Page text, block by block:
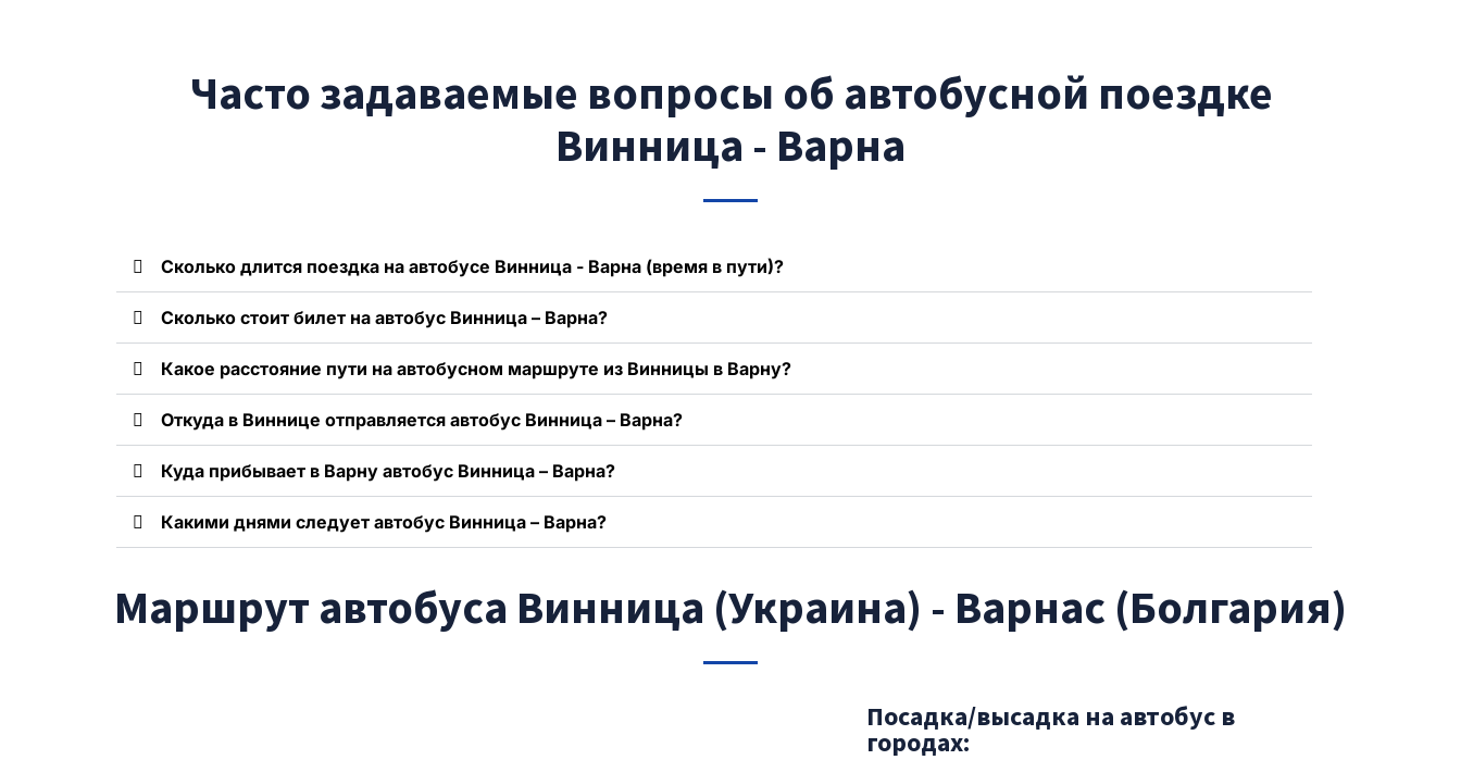
Часто задаваемые вопросы об автобусной поездке
Винница - Варна
Сколько длится поездка на автобусе Винница - Варна (время в пути)?
Сколько стоит билет на автобус Винница – Варна?
Какое расстояние пути на автобусном маршруте из Винницы в Варну?
Откуда в Виннице отправляется автобус Винница – Варна?
Куда прибывает в Варну автобус Винница – Варна?
Какими днями следует автобус Винница – Варна?
Маршрут автобуса Винница (Украина) - Варнас (Болгария)
Посадка/высадка на автобус в
городах: